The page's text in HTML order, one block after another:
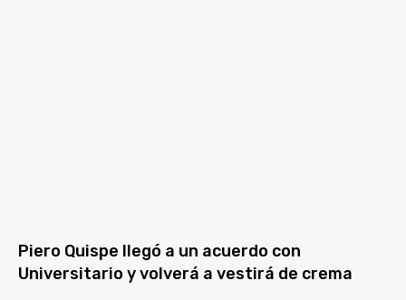
Piero Quispe llegó a un acuerdo con
Universitario y volverá a vestirá de crema